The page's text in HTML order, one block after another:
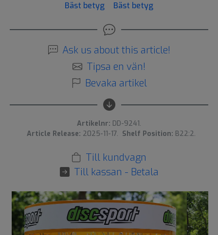
Bäst betyg
Bäst betyg
Ask us about this article!
Tipsa en vän!
Bevaka artikel
Artikelnr: DD-9241.
Article Release: 2025-11-17. Shelf Position: B22:2.
Till kundvagn
Till kassan - Betala